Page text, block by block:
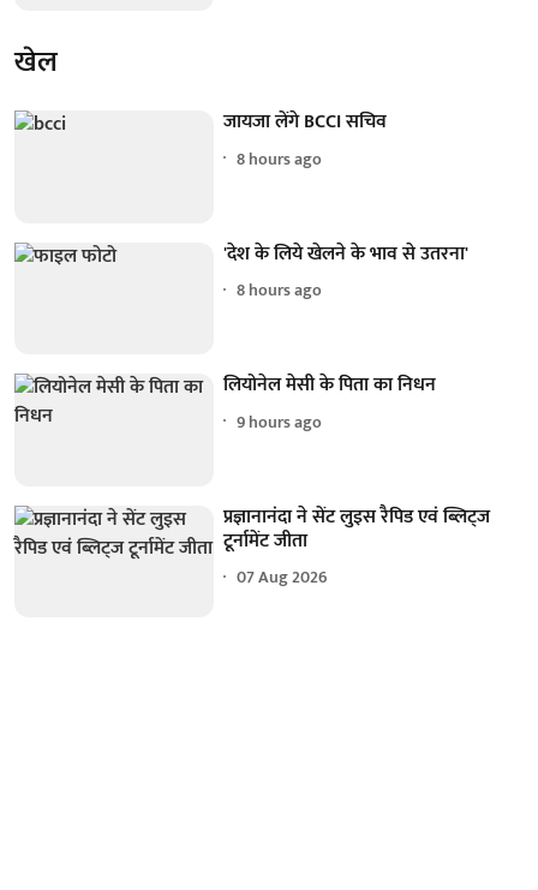
खेल
जायजा लेंगे BCCI सचिव
8 hours ago
'देश के लिये खेलने के भाव से उतरना'
8 hours ago
लियोनेल मेसी के पिता का निधन
9 hours ago
प्रज्ञानानंदा ने सेंट लुइस रैपिड एवं ब्लिट्ज
टूर्नामेंट जीता
07 Aug 2026